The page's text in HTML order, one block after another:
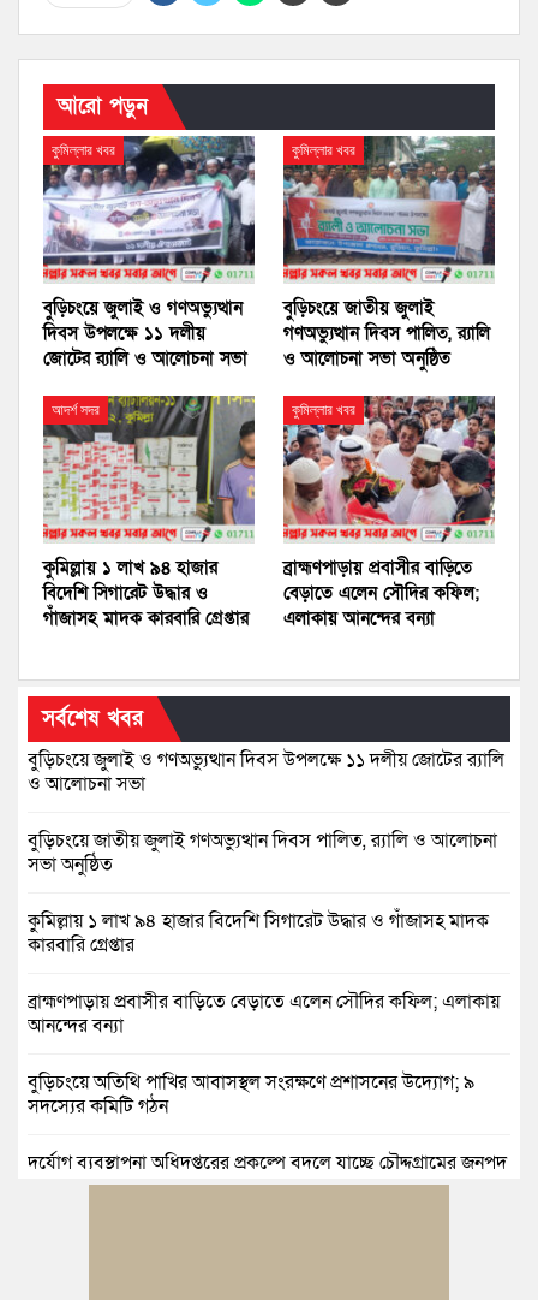
আরো পড়ুন
কুমিল্লার খবর
বুড়িচংয়ে জুলাই ও গণঅভ্যুত্থান
দিবস উপলক্ষে ১১ দলীয়
জোটের র‍্যালি ও আলোচনা সভা
কুমিল্লার খবর
বুড়িচংয়ে জাতীয় জুলাই
গণঅভ্যুত্থান দিবস পালিত, র‍্যালি
ও আলোচনা সভা অনুষ্ঠিত
আদর্শ সদর
কুমিল্লায় ১ লাখ ৯৪ হাজার
বিদেশি সিগারেট উদ্ধার ও
গাঁজাসহ মাদক কারবারি গ্রেপ্তার
কুমিল্লার খবর
ব্রাহ্মণপাড়ায় প্রবাসীর বাড়িতে
বেড়াতে এলেন সৌদির কফিল;
এলাকায় আনন্দের বন্যা
সর্বশেষ খবর
বুড়িচংয়ে জুলাই ও গণঅভ্যুত্থান দিবস উপলক্ষে ১১ দলীয় জোটের র‍্যালি
ও আলোচনা সভা
বুড়িচংয়ে জাতীয় জুলাই গণঅভ্যুত্থান দিবস পালিত, র‍্যালি ও আলোচনা
সভা অনুষ্ঠিত
কুমিল্লায় ১ লাখ ৯৪ হাজার বিদেশি সিগারেট উদ্ধার ও গাঁজাসহ মাদক
কারবারি গ্রেপ্তার
ব্রাহ্মণপাড়ায় প্রবাসীর বাড়িতে বেড়াতে এলেন সৌদির কফিল; এলাকায়
আনন্দের বন্যা
বুড়িচংয়ে অতিথি পাখির আবাসস্থল সংরক্ষণে প্রশাসনের উদ্যোগ; ৯
সদস্যের কমিটি গঠন
দুর্যোগ ব্যবস্থাপনা অধিদপ্তরের প্রকল্পে বদলে যাচ্ছে চৌদ্দগ্রামের জনপদ